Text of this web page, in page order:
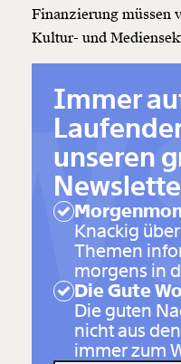
Finanzierung müssen
Kultur- und
Immer
unseren
Knackig
Themen
morgens in
Die Gute
Die guten
nicht aus
immer zum